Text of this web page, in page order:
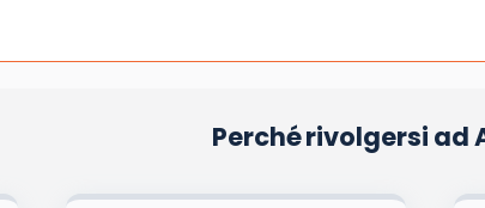
La tua email sarà utilizzata per comunicarti se qualcuno risponde al tuo commento e non
cookie salvi i tuoi dati (nome, email) per il prossimo commento.
conferma e pubblica
Perché rivolgersi ad